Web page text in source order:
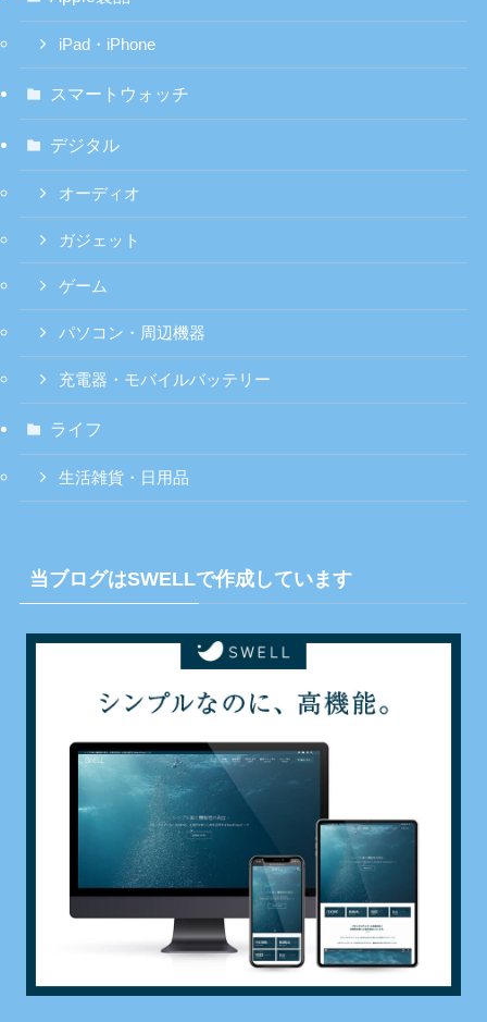
iPad・iPhone
スマートウォッチ
デジタル
オーディオ
ガジェット
ゲーム
パソコン・周辺機器
充電器・モバイルバッテリー
ライフ
生活雑貨・日用品
当ブログはSWELLで作成しています